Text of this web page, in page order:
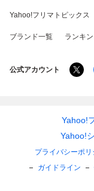
Yahoo!フリマトピックス
ブランド一覧 ランキ
公式アカウント
Yahoo!
Yahoo!
プライバシーポリ
ガイドライン